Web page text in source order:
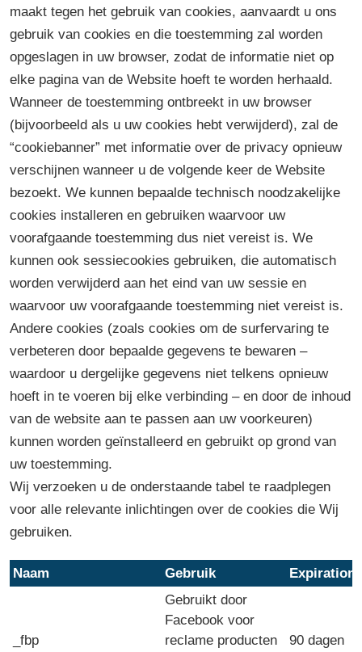
maakt tegen het gebruik van cookies, aanvaardt u ons
gebruik van cookies en die toestemming zal worden
opgeslagen in uw browser, zodat de informatie niet op
elke pagina van de Website hoeft te worden herhaald.
Wanneer de toestemming ontbreekt in uw browser
(bijvoorbeeld als u uw cookies hebt verwijderd), zal de
“cookiebanner” met informatie over de privacy opnieuw
verschijnen wanneer u de volgende keer de Website
bezoekt. We kunnen bepaalde technisch noodzakelijke
cookies installeren en gebruiken waarvoor uw
voorafgaande toestemming dus niet vereist is. We
kunnen ook sessiecookies gebruiken, die automatisch
worden verwijderd aan het eind van uw sessie en
waarvoor uw voorafgaande toestemming niet vereist is.
Andere cookies (zoals cookies om de surfervaring te
verbeteren door bepaalde gegevens te bewaren –
waardoor u dergelijke gegevens niet telkens opnieuw
hoeft in te voeren bij elke verbinding – en door de inhoud
van de website aan te passen aan uw voorkeuren)
kunnen worden geïnstalleerd en gebruikt op grond van
uw toestemming.
Wij verzoeken u de onderstaande tabel te raadplegen
voor alle relevante inlichtingen over de cookies die Wij
gebruiken.
Naam Gebruik Expiration
_fbp
Gebruikt door
Facebook voor
reclame producten
90 dagen